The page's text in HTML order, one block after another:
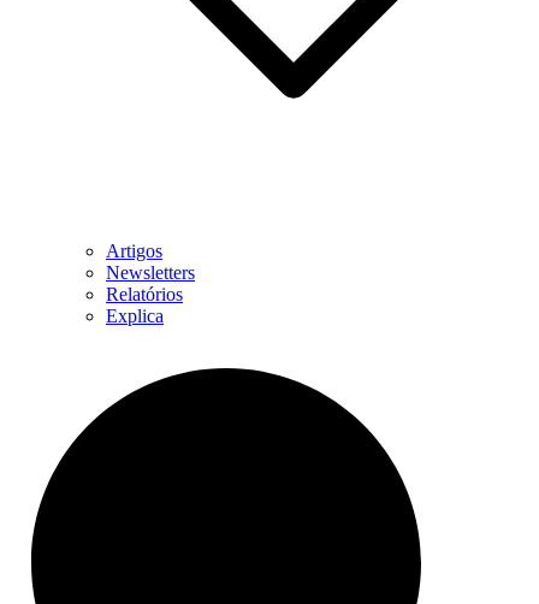
Artigos
Newsletters
Relatórios
Explica